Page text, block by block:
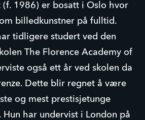
(f. 1986) er bosatt i Oslo hvor
billedkunstner på fulltid.
tidligere studert ved den
The Florence Academy of
også ett år ved skolen da
Dette blir regnet å være
og mest prestisjetunge
Hun har undervist i London på